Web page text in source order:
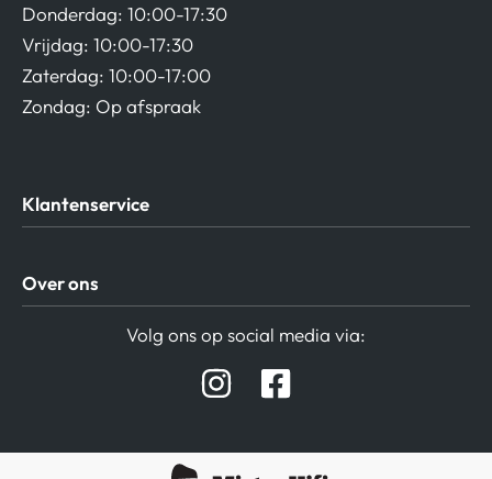
Donderdag: 10:00-17:30
Vrijdag: 10:00-17:30
Zaterdag: 10:00-17:00
Zondag: Op afspraak
Klantenservice
Privacy beleid
Verzending / Retour
Afspraak Demoruimte
Over ons
Hifi winkel Raamsdonksveer
Volg ons op social media via: